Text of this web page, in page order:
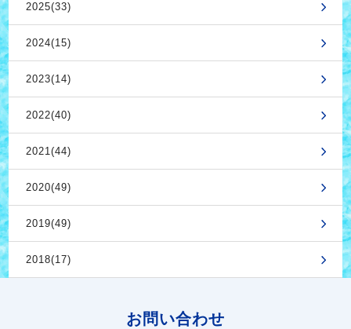
2025(33)
2024(15)
2023(14)
2022(40)
2021(44)
2020(49)
2019(49)
2018(17)
お問い合わせ